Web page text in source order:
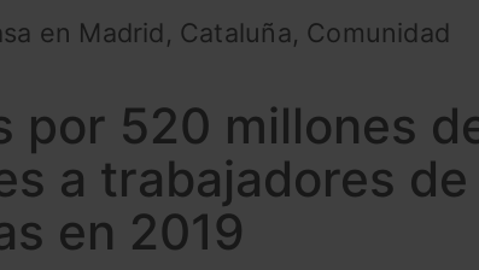
en Madrid, Cataluña, Comunidad
por 520 millones
a trabajadores de
en 2019